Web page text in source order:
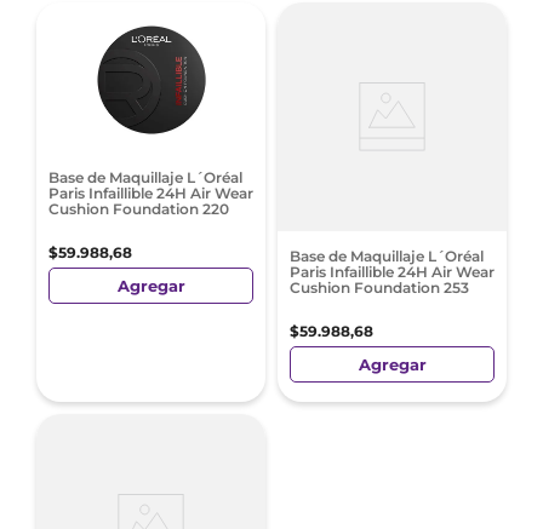
Base de Maquillaje L´Oréal
Paris Infaillible 24H Air Wear
Cushion Foundation 220
$59.988,68
Agregar
Base de Maquillaje L´Oréal
Paris Infaillible 24H Air Wear
Cushion Foundation 253
$59.988,68
Agregar